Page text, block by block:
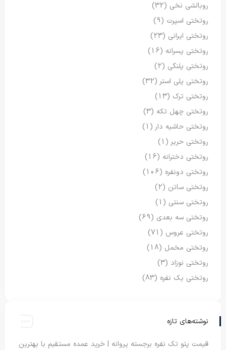
روبالشی نخی (32)
روتختی اسپرت (9)
روتختی ایرانی (23)
روتختی پسرانه (16)
روتختی پلنگی (2)
روتختی پلی استر (32)
روتختی ترک (13)
روتختی چهل تکه (3)
روتختی حاشیه دار (1)
روتختی حریر (1)
روتختی دخترانه (16)
روتختی دونفره (106)
روتختی ساتن (2)
روتختی سنتی (1)
روتختی سه بعدی (69)
روتختی عروس (71)
روتختی مخمل (18)
روتختی نوزاد (3)
روتختی یک نفره (83)
نوشته‌های تازه
قیمت پتو تک نفره برجسته پروانه | خرید عمده مستقیم با بهترین